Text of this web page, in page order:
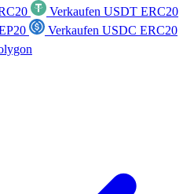
Verkaufen USDT ERC20
Verkaufen USDC ERC20